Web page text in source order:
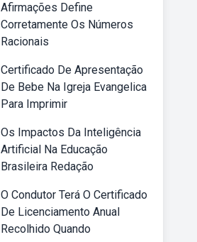
Afirmações Define
Corretamente Os Números
Racionais
Certificado De Apresentação
De Bebe Na Igreja Evangelica
Para Imprimir
Os Impactos Da Inteligência
Artificial Na Educação
Brasileira Redação
O Condutor Terá O Certificado
De Licenciamento Anual
Recolhido Quando